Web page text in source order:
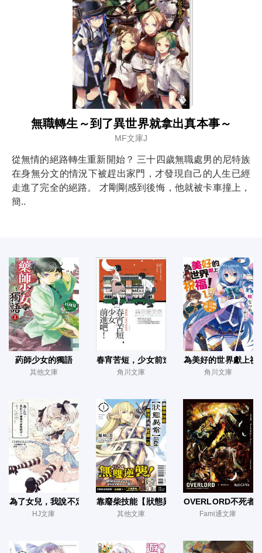
無職轉生～到了異世界就拿出真本事～
MF文庫J
從無情的絕路轉生重新開始？ 三十四歲無職處男的尼特族
在身無分文的情況下被趕出家門，才發現自己的人生已經
走進了完全的絕路。 才剛剛感到後悔，他就被卡車撞上，
簡..
葯師少女的獨語
其他文庫
春宵苦短，少女前進吧！
角川文庫
為美好的世界獻上祝
角川文庫
為了女兒，我說不定連魔王都能幹掉
HJ文庫
靠廢柴技能【狀態異常】成為最強的我將蹂
其他文庫
OVERLORD不死者
Fami通文庫